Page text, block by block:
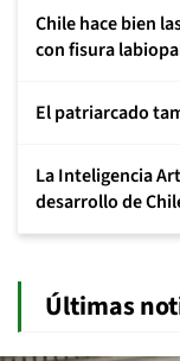
Chile hace bien
con fisura
El patriarcado
La Inteligencia
desarrollo de
Últimas